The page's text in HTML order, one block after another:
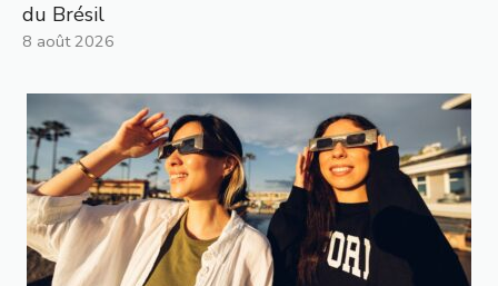
du Brésil
8 août 2026